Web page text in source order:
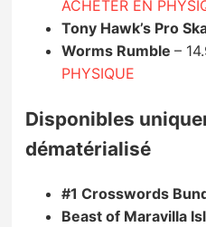
ACHETER EN
Tony Hawk’s Pro
Worms Rumble–
PHYSIQUE
Disponibles
dématérialisé
#1 Crosswords
Beast of Maravilla